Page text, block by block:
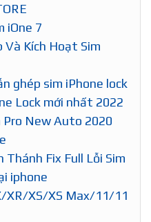
iOne 7
Và Kích Hoạt Sim
ghép sim iPhone lock
Lock mới nhất 2022
Pro New Auto 2020
Thánh Fix Full Lỗi Sim
iphone
XS/XS Max/11/11